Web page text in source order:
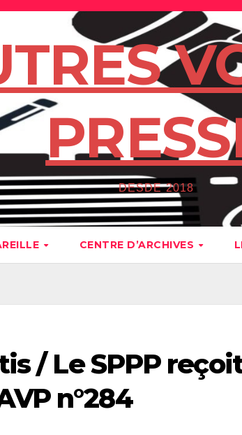
DESDE 2018
CENTRE D’ARCHIVES
/ Le SPPP
n°284